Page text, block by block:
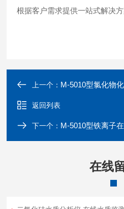
根据客户需求提供一站式解决
上一个： M-5010型氯化物化学
返回列表
下一个： M-5010型铁离子
在线